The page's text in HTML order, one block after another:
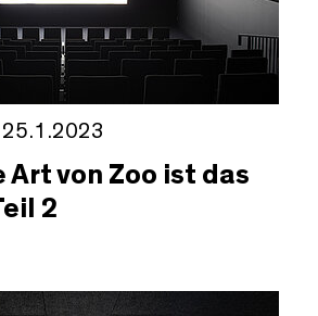
25.1.2023
Art von Zoo ist das
2